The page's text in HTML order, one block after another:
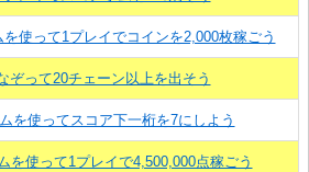
使って1プレイでコインを2,000枚稼ごう
ぞって20チェーン以上を出そう
を使ってスコア下一桁を7にしよう
を使って1プレイで4,500,000点稼ごう